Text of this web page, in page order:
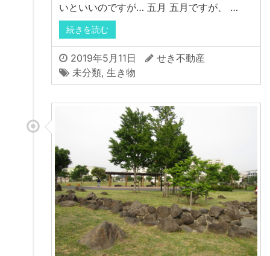
いといいのですが… 五月 五月ですが、 …
続きを読む
2019年5月11日
せき不動産
未分類, 生き物